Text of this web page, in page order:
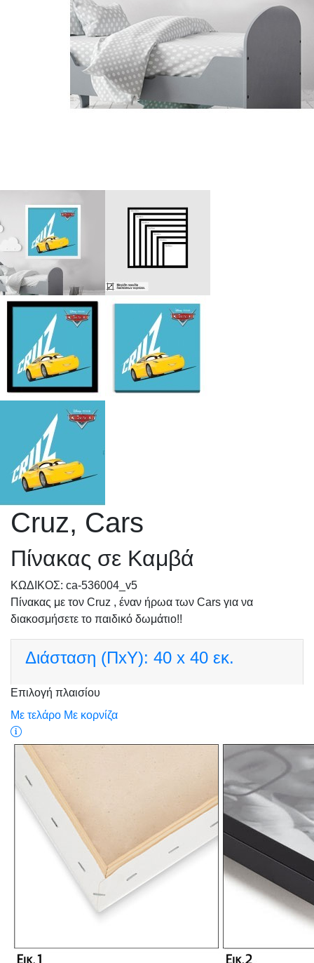
Cruz, Cars
Πίνακας σε Καμβά
KΩΔΙΚΟΣ: ca-536004_v5
Πίνακας με τον Cruz , έναν ήρωα των Cars για να
διακοσμήσετε το παιδικό δωμάτιο!!
Διάσταση (ΠxΥ): 40 x 40 εκ.
Επιλογή πλαισίου
Με τελάρο Με κορνίζα